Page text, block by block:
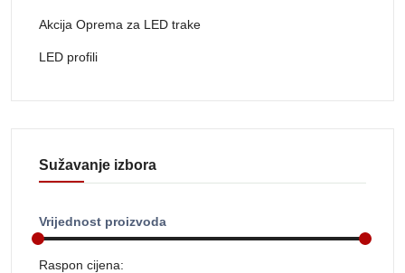
Akcija Oprema za LED trake
LED profili
Sužavanje izbora
Vrijednost proizvoda
Raspon cijena: